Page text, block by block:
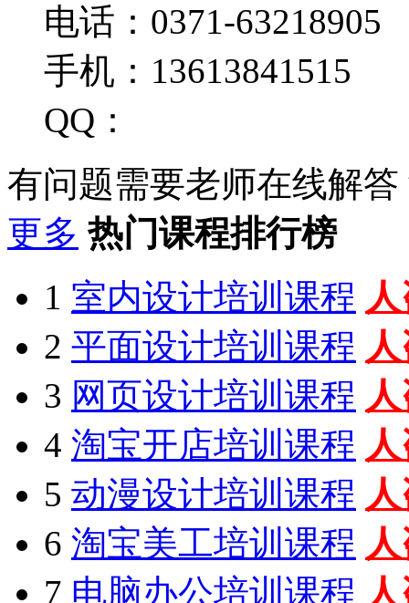
电话：0371-63218905
手机：13613841515
QQ：
有问题需要老师在线解答
更多 热门课程排行榜
1 室内设计培训课程
2 平面设计培训课程
3 网页设计培训课程
4 淘宝开店培训课程
5 动漫设计培训课程
6 淘宝美工培训课程
7 电脑办公培训课程